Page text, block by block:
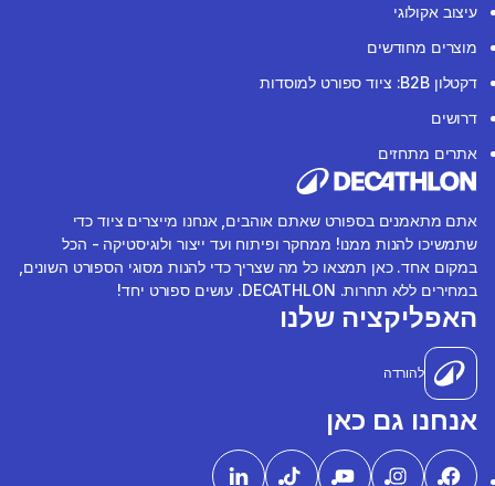
עיצוב אקולוגי
מוצרים מחודשים
דקטלון B2B: ציוד ספורט למוסדות
דרושים
אתרים מתחזים
אתם מתאמנים בספורט שאתם אוהבים, אנחנו מייצרים ציוד כדי
שתמשיכו להנות ממנו! ממחקר ופיתוח ועד ייצור ולוגיסטיקה - הכל
במקום אחד. כאן תמצאו כל מה שצריך כדי להנות מסוגי הספורט השונים,
במחירים ללא תחרות. DECATHLON. עושים ספורט יחד!
האפליקציה שלנו
להורדה
אנחנו גם כאן